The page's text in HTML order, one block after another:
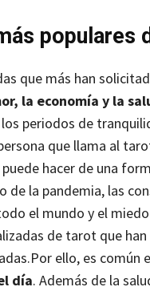
populares
que más han
la economía y la
periodos de
que llama al
hacer de una
de la pandemia, las
el mundo y el
de tarot que
Por ello, es común
día. Además de la